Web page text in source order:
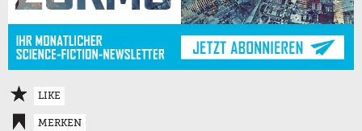
LIKE
MERKEN